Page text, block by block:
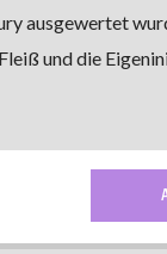
ausgewertet
und die